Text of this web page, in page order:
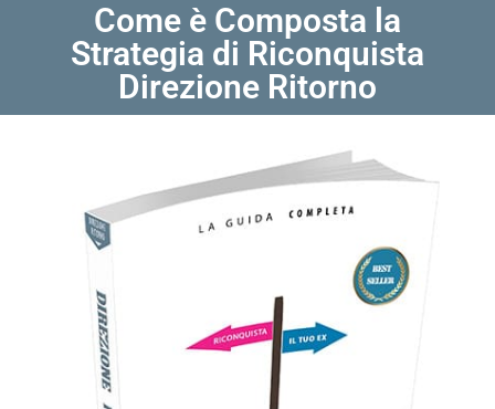
Come è Composta la
Strategia di Riconquista
Direzione Ritorno